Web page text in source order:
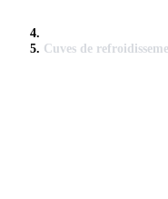
Cuves de